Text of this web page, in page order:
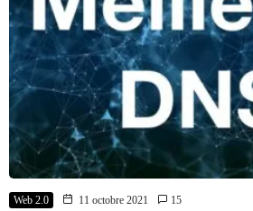
Web 2.0 11 octobre 2021 15